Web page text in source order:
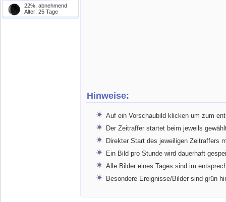
22%, abnehmend
Alter: 25 Tage
Hinweise:
Auf ein Vorschaubild klicken um zum
Der Zeitraffer startet beim jeweils
Direkter Start des jeweiligen Zeitraffers
Ein Bild pro Stunde wird dauerhaft
Alle Bilder eines Tages sind im
Besondere Ereignisse/Bilder sind grün